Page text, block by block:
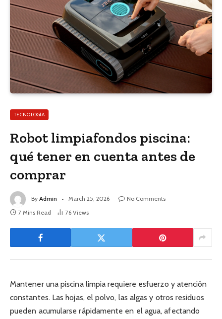
TECNOLOGÍA
Robot limpiafondos piscina:
qué tener en cuenta antes de
comprar
By Admin March 25, 2026
No Comments
7 Mins Read
76 Views
Mantener una piscina limpia requiere esfuerzo y atención
constantes. Las hojas, el polvo, las algas y otros residuos
pueden acumularse rápidamente en el agua, afectando